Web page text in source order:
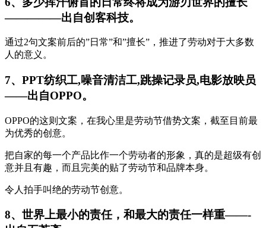
—————出自创客科技。
通过2句文案前后的”日常”和”擅长”，推进了劳动对于大多数
人的意义。
7、PPT纺织工,噪音清洁工,跳操记录员,电影放映员
——出自OPPO。
OPPO的这则文案，在我心里是劳动节借势文案，截至目前最
为优秀的创意。
把自家的每一个产品比作一个劳动者的形象，真的是超级有创
意并且有趣，而且完美的贴了劳动节和品牌本身。
令人拍手叫绝的劳动节创意。
8、世界上最小的责任，和最大的责任一样重——-